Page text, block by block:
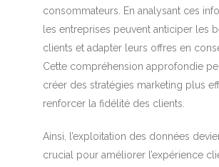
consommateurs. En analysant ces
les entreprises peuvent anticiper les
clients et adapter leurs offres en
Cette compréhension approfondie
créer des stratégies marketing plus
renforcer la fidélité des clients.
Ainsi, l’exploitation des données
crucial pour améliorer l’expérience